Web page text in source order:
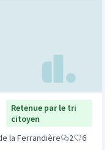
Retenue par le tri
citoyen
la Ferrandière
2 6